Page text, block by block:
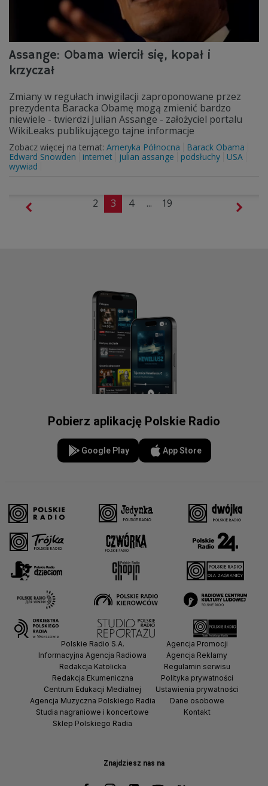
Assange: Obama wiercił się, kopał i
krzyczał
Zmiany w regułach inwigilacji zaproponowane przez
prezydenta Baracka Obamę mogą zmienić bardzo
niewiele - twierdzi Julian Assange - założyciel portalu
WikiLeaks publikującego tajne informacje
Zobacz więcej na temat: Ameryka Północna
Barack Obama
Edward Snowden
internet julian assange podsłuchy
USA
wywiad
2 3 4 ... 19
Pobierz aplikację Polskie Radio
Google Play App Store
Znajdziesz nas na
Polskie Radio S.A.
Informacyjna Agencja Radiowa
Redakcja Katolicka
Redakcja Ekumeniczna
Centrum Edukacji Medialnej
Agencja Muzyczna Polskiego Radia
Studia nagraniowe i koncertowe
Sklep Polskiego Radia
Agencja Promocji
Agencja Reklamy
Regulamin serwisu
Polityka prywatności
Ustawienia prywatności
Dane osobowe
Kontakt